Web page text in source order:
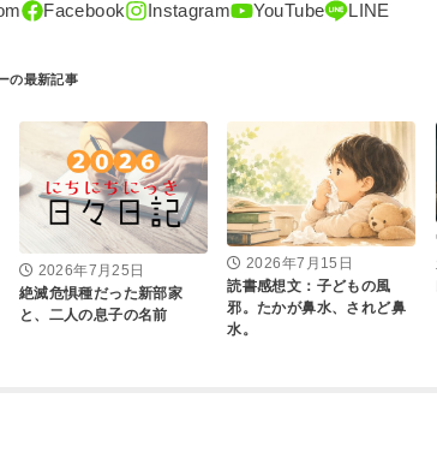
2026年7月25日
絶滅危惧種だった新部家
と、二人の息子の名前
2026年7月15日
読書感想文：子どもの風
邪。たかが鼻水、されど鼻
水。